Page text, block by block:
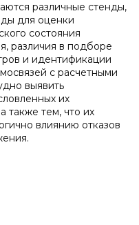
различные стенды,
для оценки
состояния
различия в подборе
и идентификации
с расчетными
выявить
их
также тем, что их
влиянию отказов